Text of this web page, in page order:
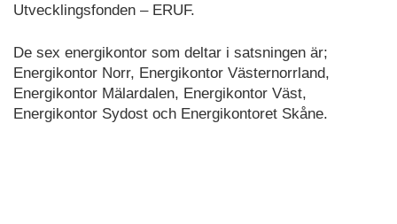
Utvecklingsfonden – ERUF.
De sex energikontor som deltar i satsningen är;
Energikontor Norr, Energikontor Västernorrland,
Energikontor Mälardalen, Energikontor Väst,
Energikontor Sydost och Energikontoret Skåne.